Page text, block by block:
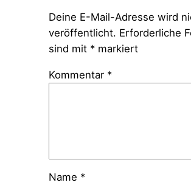
Deine E-Mail-Adresse wird
veröffentlicht. Erforderliche
sind mit *markiert
Kommentar *
Name *